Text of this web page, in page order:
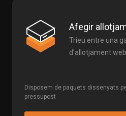
Afegir
Trieu entre una
d'allotjament web
Disposem de paquets dissenyats
pressupost